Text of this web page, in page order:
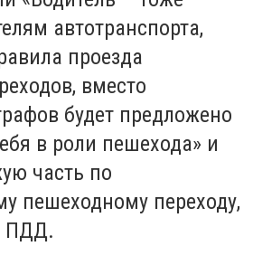
автотранспорта,
проезда
вместо
будет предложено
в роли пешехода» и
часть по
пешеходному переходу,
ПДД.